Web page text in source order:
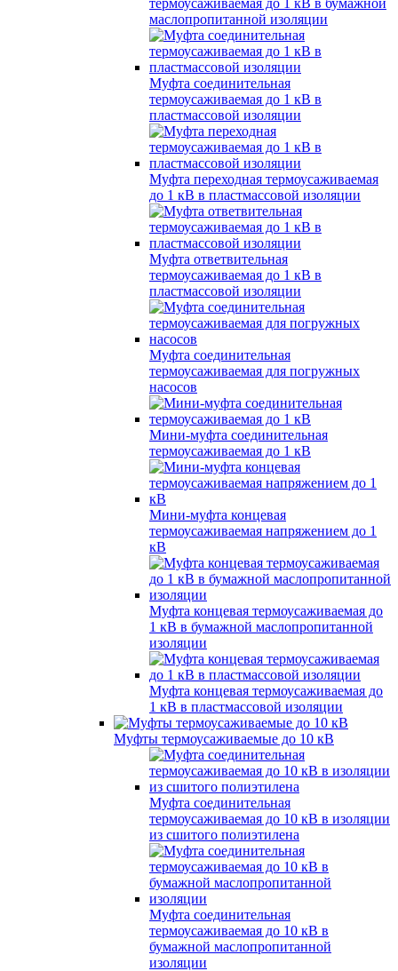
термоусаживаемая до 1 кВ в бумажной
маслопропитанной изоляции
Муфта соединительная
термоусаживаемая до 1 кВ в
пластмассовой изоляции
Муфта переходная термоусаживаемая
до 1 кВ в пластмассовой изоляции
Муфта ответвительная
термоусаживаемая до 1 кВ в
пластмассовой изоляции
Муфта соединительная
термоусаживаемая для погружных
насосов
Мини-муфта соединительная
термоусаживаемая до 1 кВ
Мини-муфта концевая
термоусаживаемая напряжением до 1
кВ
Муфта концевая термоусаживаемая до
1 кВ в бумажной маслопропитанной
изоляции
Муфта концевая термоусаживаемая до
1 кВ в пластмассовой изоляции
Муфты термоусаживаемые до 10 кВ
Муфта соединительная
термоусаживаемая до 10 кВ в изоляции
из сшитого полиэтилена
Муфта соединительная
термоусаживаемая до 10 кВ в
бумажной маслопропитанной
изоляции